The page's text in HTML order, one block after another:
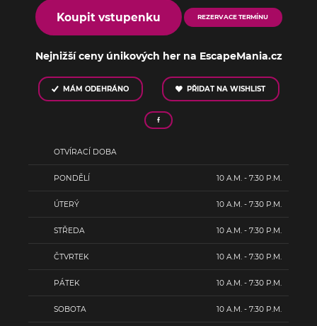
Koupit vstupenku REZERVACE TERMÍNU
Nejnižší ceny únikových her na EscapeMania.cz
MÁM ODEHRÁNO PŘIDAT NA WISHLIST
OTVÍRACÍ DOBA
PONDĚLÍ 10 A.M. - 7:30 P.M.
ÚTERÝ 10 A.M. - 7:30 P.M.
STŘEDA 10 A.M. - 7:30 P.M.
ČTVRTEK 10 A.M. - 7:30 P.M.
PÁTEK 10 A.M. - 7:30 P.M.
SOBOTA 10 A.M. - 7:30 P.M.